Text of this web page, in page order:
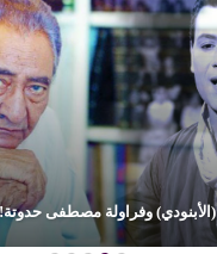
(الأبنودي) وفراولة مصطفى حدوتة!